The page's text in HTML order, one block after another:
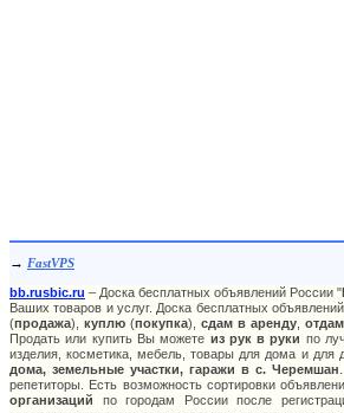
→ FastVPS
bb.rusbic.ru – Доска бесплатных объявлений России "
Ваших товаров и услуг. Доска бесплатных
(продажа), куплю (покупка), сдам в аренду
Продать или купить Вы можете из рук в руки по
изделия, косметика, мебель, товары для дома и
дома, земельные участки, гаражи в с. Черемшан
репетиторы. Есть возможность сортировки
организаций по городам России после